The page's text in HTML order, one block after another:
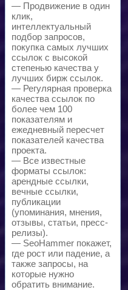
— Продвижение в один
клик,
интеллектуальный
подбор запросов,
покупка самых лучших
ссылок с высокой
степенью качества у
лучших бирж ссылок.
— Регулярная проверка
качества ссылок по
более чем 100
показателям и
ежедневный пересчет
показателей качества
проекта.
— Все известные
форматы ссылок:
арендные ссылки,
вечные ссылки,
публикации
(упоминания, мнения,
отзывы, статьи, пресс-
релизы).
— SeoHammer покажет,
где рост или падение, а
также запросы, на
которые нужно
обратить внимание.